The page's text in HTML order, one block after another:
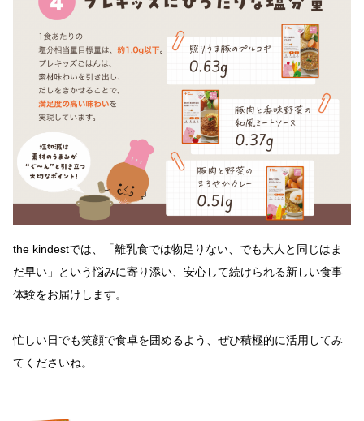
the kindestでは、「離乳食では物足りない、でも大人と同じはま
だ早い」という悩みに寄り添い、安心して続けられる新しい食事
体験をお届けします。
忙しい日でも笑顔で食卓を囲めるよう、ぜひ積極的に活用してみ
てくださいね。